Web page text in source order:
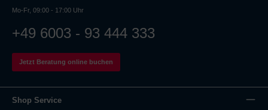
Mo-Fr, 09:00 - 17:00 Uhr
+49 6003 - 93 444 333
Jetzt Beratung online buchen
Shop Service